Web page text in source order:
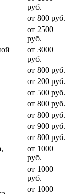
руб.
от 800 руб.
от 2500
руб.
от 3000
руб.
от 800 руб.
от 200 руб.
от 500 руб.
от 800 руб.
от 800 руб.
от 900 руб.
от 800 руб.
от 1000
руб.
от 1000
руб.
от 1000